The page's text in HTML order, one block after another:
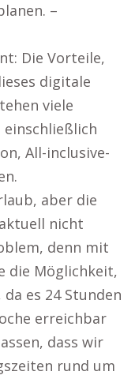
–
Die Vorteile,
digitale
viele
einschließlich
All-inclusive-
aber die
nicht
denn mit
die Möglichkeit,
es 24 Stunden
erreichbar
dass wir
rund um